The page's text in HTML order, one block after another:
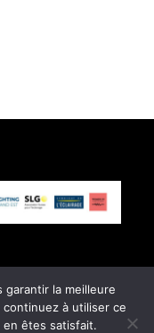
la meilleure
à utiliser ce
êtes satisfait.